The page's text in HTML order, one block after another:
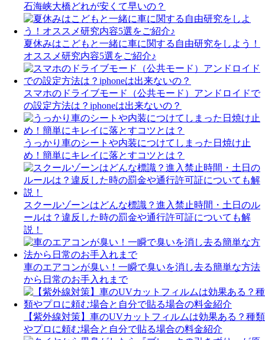
石海峡大橋どれが安くて早いの？
夏休みはこどもと一緒に車に関する自由研究をしよう！
オススメ研究内容5選をご紹介♪
スマホのドライブモード（公共モード）アンドロイドで
の設定方法は？iphoneは出来ないの？
うっかり車のシートや内装につけてしまった日焼け止
め！簡単にキレイに落とすコツとは？
スクールゾーンはどんな標識？進入禁止時間・土日のル
ールは？違反した時の罰金や通行許可証についても解
説！
車のエアコンが臭い！一瞬で臭いを消し去る簡単な方法
から日常のお手入れまで
【紫外線対策】車のUVカットフィルムは効果ある？種類
やプロに頼む場合と自分で貼る場合の料金紹介